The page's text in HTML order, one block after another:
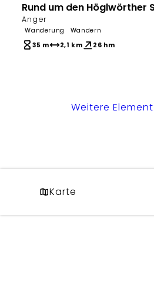
Bergerlebnis Berchtesgaden
Rund um den Höglwörther
Anger
Wanderung
Wandern
35 m
2,1 km 26 hm
Weitere
Karte